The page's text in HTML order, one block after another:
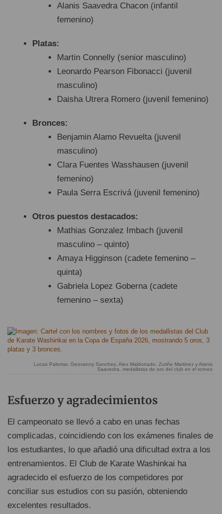
Alanis Saavedra Chacon (infantil
femenino)
Platas:
Martin Connelly (senior masculino)
Leonardo Pearson Fibonacci (juvenil
masculino)
Daisha Utrera Romero (juvenil femenino)
Bronces:
Benjamin Alamo Revuelta (juvenil
masculino)
Clara Fuentes Wasshausen (juvenil
femenino)
Paula Serra Escrivá (juvenil femenino)
Otros puestos destacados:
Mathias Gonzalez Imbach (juvenil
masculino – quinto)
Amaya Higginson (cadete femenino –
quinta)
Gabriela Lopez Goberna (cadete
femenino – sexta)
Lucas Palomar, Geovanny Sanchez, Alex Maldonado, Zuriñe Martinez y Alanis
Saavedra, medallistas de oro del club en el torneo
Esfuerzo y agradecimientos
El campeonato se llevó a cabo en unas fechas
complicadas, coincidiendo con los exámenes finales de
los estudiantes, lo que añadió una dificultad extra a los
entrenamientos. El Club de Karate Washinkai ha
agradecido el esfuerzo de los competidores por
conciliar sus estudios con su pasión, obteniendo
excelentes resultados.